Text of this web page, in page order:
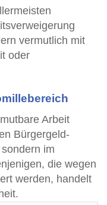
vermutlich mit
oder
Arbeit
Bürgergeld-
im
die wegen
werden, handelt